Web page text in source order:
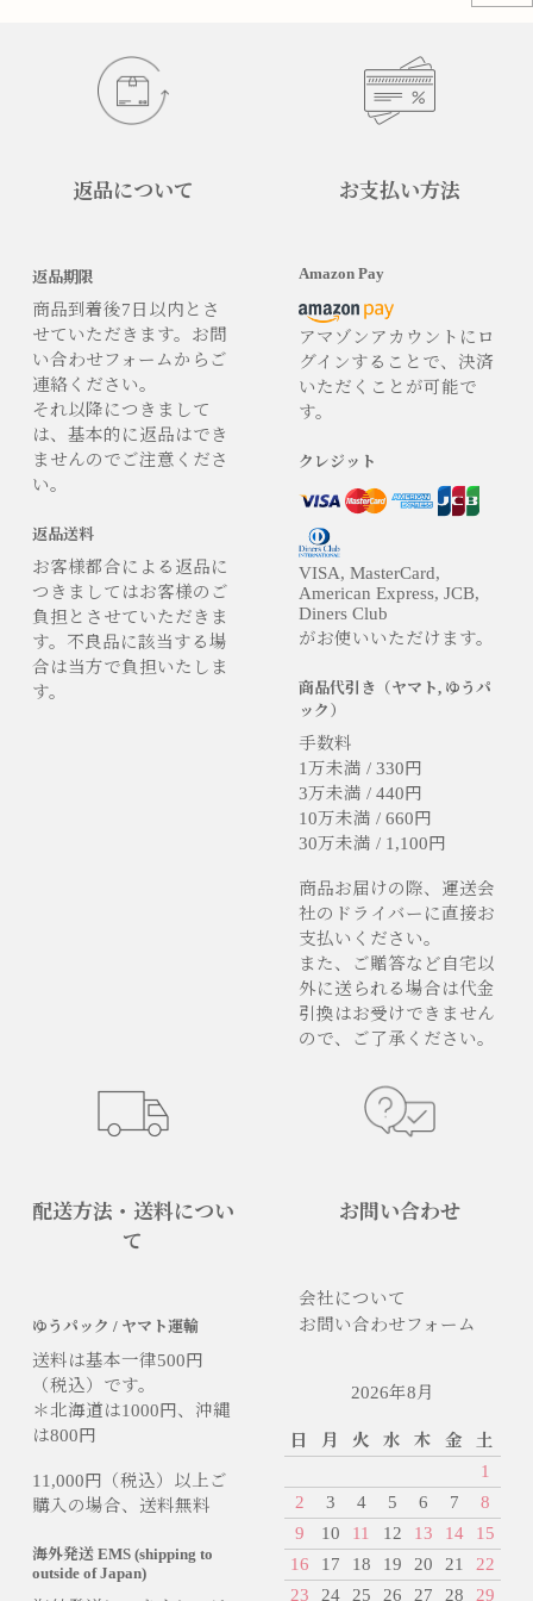
返品について
返品期限
商品到着後7日以内とさ
せていただきます。お問
い合わせフォームからご
連絡ください。
それ以降につきまして
は、基本的に返品はでき
ませんのでご注意くださ
い。
返品送料
お客様都合による返品に
つきましてはお客様のご
負担とさせていただきま
す。不良品に該当する場
合は当方で負担いたしま
す。
お支払い方法
Amazon Pay
アマゾンアカウントにロ
グインすることで、決済
いただくことが可能で
す。
クレジット
VISA, MasterCard,
American Express, JCB,
Diners Club
がお使いいただけます。
商品代引き（ヤマト, ゆうパ
ック）
手数料
1万未満 / 330円
3万未満 / 440円
10万未満 / 660円
30万未満 / 1,100円
商品お届けの際、運送会
社のドライバーに直接お
支払いください。
また、ご贈答など自宅以
外に送られる場合は代金
引換はお受けできません
ので、ご了承ください。
配送方法・送料につい
て
ゆうパック / ヤマト運輸
送料は基本一律500円
（税込）です。
＊北海道は1000円、沖縄
は800円
11,000円（税込）以上ご
購入の場合、送料無料
海外発送 EMS (shipping to
outside of Japan)
お問い合わせ
会社について
お問い合わせフォーム
2026年8月
日 月 火 水 木 金
土
1
2
3 4 5 6 7
8
9
10 11 12 13 14
15
16
17 18 19 20 21
22
23
24 25 26 27 28 29